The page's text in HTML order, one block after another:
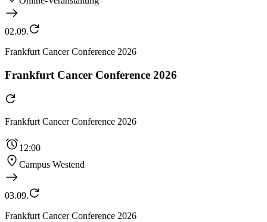
02.09.
Frankfurt Cancer Conference 2026
Frankfurt Cancer Conference 2026
Frankfurt Cancer Conference 2026
12:00
Campus Westend
03.09.
Frankfurt Cancer Conference 2026